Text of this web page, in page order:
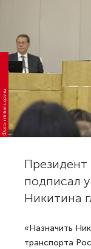
Фото: mintrans.gov.ru
подписал
Никитина
«Назначить
транспорта